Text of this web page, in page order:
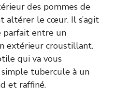
des pommes de
altérer le cœur. Il s’agit
parfait entre un
extérieur croustillant.
qui va vous
tubercule à un
et raffiné.